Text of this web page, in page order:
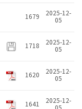
1679
2025-12-
05
1718
2025-12-
05
1620
2025-12-
05
1641
2025-12-